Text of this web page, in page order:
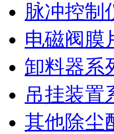
脉冲控制
电磁阀膜
卸料器系
吊挂装置
其他除尘